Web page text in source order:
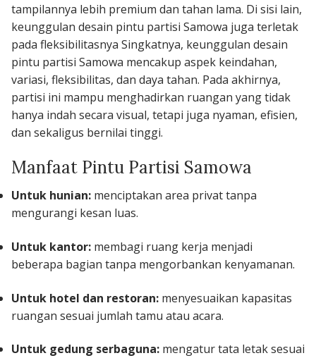
tampilannya lebih premium dan tahan lama. Di sisi lain,
keunggulan desain pintu partisi Samowa juga terletak
pada fleksibilitasnya Singkatnya, keunggulan desain
pintu partisi Samowa mencakup aspek keindahan,
variasi, fleksibilitas, dan daya tahan. Pada akhirnya,
partisi ini mampu menghadirkan ruangan yang tidak
hanya indah secara visual, tetapi juga nyaman, efisien,
dan sekaligus bernilai tinggi.
Manfaat Pintu Partisi Samowa
Untuk hunian: menciptakan area privat tanpa
mengurangi kesan luas.
Untuk kantor: membagi ruang kerja menjadi
beberapa bagian tanpa mengorbankan kenyamanan.
Untuk hotel dan restoran: menyesuaikan kapasitas
ruangan sesuai jumlah tamu atau acara.
Untuk gedung serbaguna: mengatur tata letak sesuai